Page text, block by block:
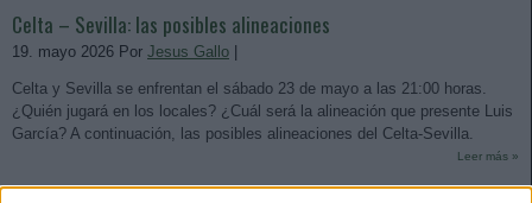
Celta – Sevilla: las posibles alineaciones
19. mayo 2026 Por Jesus Gallo |
Celta y Sevilla se enfrentan el sábado 23 de mayo a las 21:00 horas.
¿Quién jugará en los locales? ¿Cuál será la alineación que presente Luis
García? A continuación, las posibles alineaciones del Celta-Sevilla.
Leer más »